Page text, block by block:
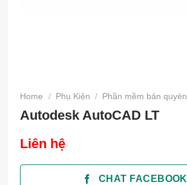
Home / Phụ Kiện / Phần mềm bản quyèn
Autodesk AutoCAD LT
Liên hệ
CHAT FACEBOOK